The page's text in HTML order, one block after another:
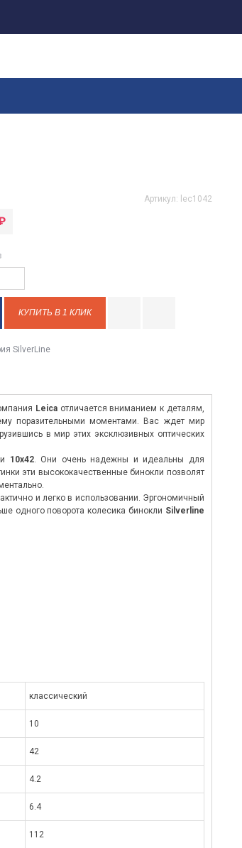
Артикул: lec1042
КУПИТЬ В 1 КЛИК
SilverLine
Leicaотличается вниманием к деталям,
поразительными моментами. Вас ждет мир
в мир этих эксклюзивных оптических
10x42. Они очень надежны и идеальны для
эти высококачественные бинокли позволят
и легко в использовании. Эргономичный
одного поворота колесика бинокли Silverline
классический
10
42
4.2
6.4
112